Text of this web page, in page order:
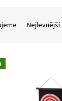
Nejlevnější